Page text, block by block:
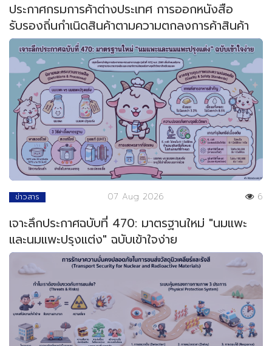
ประกาศกรมการค้าต่างประเทศ การออกหนังสือ
รับรองถิ่นกำเนิดสินค้าตามความตกลงการค้าสินค้า
ของอาเซียน
ข่าวสาร 07 Aug 2026 6
เจาะลึกประกาศฉบับที่ 470: มาตรฐานใหม่ "นมแพะ
และนมแพะปรุงแต่ง" ฉบับเข้าใจง่าย